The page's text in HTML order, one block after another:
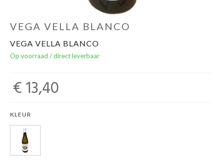
Geels Witteke De Maan's Jenever
VEGA VELLA BLANCO
VEGA VELLA BLANCO
Op voorraad / direct leverbaar
€ 13,40
KLEUR